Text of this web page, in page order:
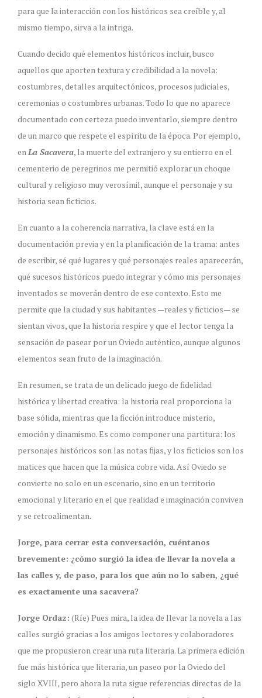
para que la interacción con los históricos sea creíble y, al
mismo tiempo, sirva a la intriga.
Cuando decido qué elementos históricos incluir, busco
aquellos que aporten textura y credibilidad a la novela:
costumbres, detalles arquitectónicos, procesos judiciales,
ceremonias o costumbres urbanas. Todo lo que no aparece
documentado con certeza puedo inventarlo, siempre dentro
de un marco que respete el espíritu de la época. Por ejemplo,
enLa Sacavera, la muerte del extranjero y su entierro en el
cementerio de peregrinos me permitió explorar un choque
cultural y religioso muy verosímil, aunque el personaje y su
historia sean ficticios.
En cuanto a la coherencia narrativa, la clave está en la
documentación previa y en la planificación de la trama: antes
de escribir, sé qué lugares y qué personajes reales aparecerán,
qué sucesos históricos puedo integrar y cómo mis personajes
inventados se moverán dentro de ese contexto. Esto me
permite que la ciudad y sus habitantes —reales y ficticios— se
sientan vivos, que la historia respire y que el lector tenga la
sensación de pasear por un Oviedo auténtico, aunque algunos
elementos sean fruto de la imaginación.
En resumen, se trata de un delicado juego de fidelidad
histórica y libertad creativa: la historia real proporciona la
base sólida, mientras que la ficción introduce misterio,
emoción y dinamismo. Es como componer una partitura: los
personajes históricos son las notas fijas, y los ficticios son los
matices que hacen que la música cobre vida. Así Oviedo se
convierte no solo en un escenario, sino en un territorio
emocional y literario en el que realidad e imaginación conviven
y se retroalimentan.
Jorge, para cerrar esta conversación, cuéntanos
brevemente: ¿cómo surgió la idea de llevar la novela a
las calles y, de paso, para los que aún no lo saben, ¿qué
es exactamente una sacavera?
Jorge Ordaz: (Ríe) Pues mira, la idea de llevar la novela a las
calles surgió gracias a los amigos lectores y colaboradores
que me propusieron crear una ruta literaria. La primera edición
fue más histórica que literaria, un paseo por la Oviedo del
siglo XVIII, pero ahora la ruta sigue referencias directas de la